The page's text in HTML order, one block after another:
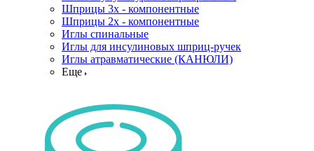
Шприцы 3х - компонентные
Шприцы 2х - компонентные
Иглы спинальные
Иглы для инсулиновых шприц-ручек
Иглы атравматические (КАНЮЛИ)
Еще